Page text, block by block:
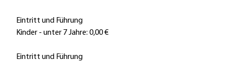
Eintritt und Führung
Kinder - unter 7 Jahre: 0,00 €
Eintritt und Führung